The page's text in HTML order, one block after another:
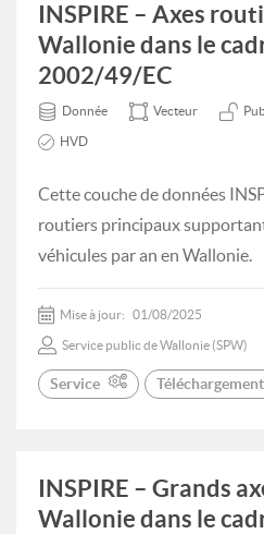
INSPIRE – Axes
Wallonie dans le
2002/49/EC
Donnée Vecteur
HVD
Cette couche de données
routiers principaux
véhicules par an en Wallonie.
Mise à jour: 01/08/2025
Service public de Wallonie (SPW)
Service Téléchargement
INSPIRE – Grands
Wallonie dans le